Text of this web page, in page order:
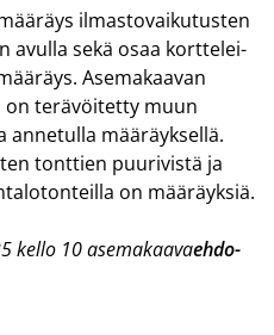
il­mas­to­vai­ku­tus­ten
avul­la sekä osaa kort­te­lei­
Ase­ma­kaa­van
te­rä­vöi­tet­ty muun
an­ne­tul­la mää­räyk­sel­lä.
tont­tien puu­ri­vis­tä ja
on mää­räyk­siä.
kello 10 ase­ma­kaa­vaeh­do­